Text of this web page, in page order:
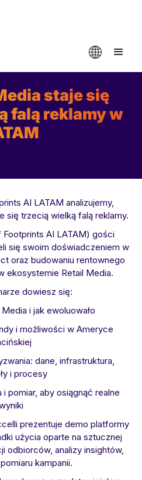
staje się
falą reklamy w
AI LATAM analizujemy,
się trzecią wielką falą reklamy.
AI LATAM) gości
się swoim doświadczeniem w
oraz budowaniu rentownego
ekosystemie Retail Media.
dowiesz się:
i jak ewoluowało
i możliwości w Ameryce
dane, infrastruktura,
i procesy
i pomiar, aby osiągnąć realne
prezentuje demo platformy
użycia oparte na sztucznej
odbiorców, analizy insightów,
kampanii.